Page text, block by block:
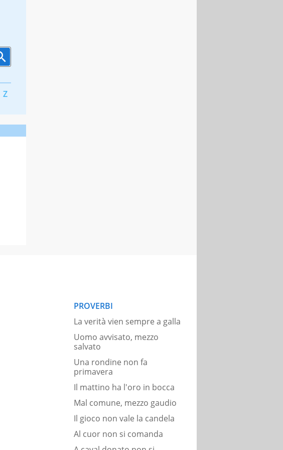
Z
PROVERBI
La verità vien sempre a galla
Uomo avvisato, mezzo
salvato
Una rondine non fa
primavera
Il mattino ha l'oro in bocca
Mal comune, mezzo gaudio
Il gioco non vale la candela
Al cuor non si comanda